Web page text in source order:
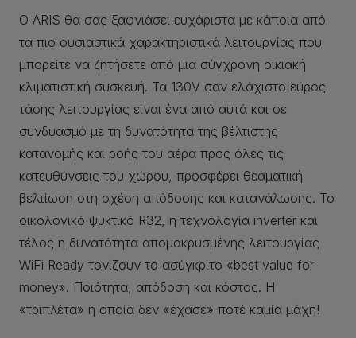
Ο ARIS θα σας ξαφνιάσει ευχάριστα με κάποια από
τα πιο ουσιαστικά χαρακτηριστικά λειτουργίας που
μπορείτε να ζητήσετε από μια σύγχρονη οικιακή
κλιματιστική συσκευή. Τα 130V σαν ελάχιστο εύρος
τάσης λειτουργίας είναι ένα από αυτά και σε
συνδυασμό με τη δυνατότητα της βέλτιστης
κατανομής και ροής του αέρα προς όλες τις
κατευθύνσεις του χώρου, προσφέρει θεαματική
βελτίωση στη σχέση απόδοσης και κατανάλωσης. Το
οικολογικό ψυκτικό R32, η τεχνολογία inverter και
τέλος η δυνατότητα απομακρυσμένης λειτουργίας
WiFi Ready τονίζουν το ασύγκριτο «best value for
money». Ποιότητα, απόδοση και κόστος. Η
«τριπλέτα» η οποία δεν «έχασε» ποτέ καμία μάχη!